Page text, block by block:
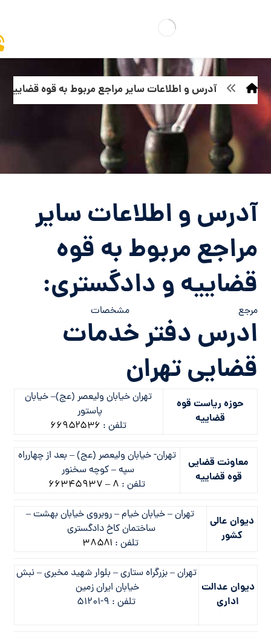
آدرس و اطلاعات سایر مراجع مربوط به قوه قضاییه
آدرس و اطلاعات سایر
مراجع مربوط به قوه
قضاییه و دادگستری:
مرجع مشخصات
ادرس دفتر خدمات
قضایی تهران
حوزه ریاست قوه
قضاییه
تهران خيابان وليعصر (عج)– خيابان
پاستور
تلفن : ۶۶۹۵۲۵۳۶
معاونت قضایی
قوه قضاییه
تهران- خيابان وليعصر (عج) – بعد از چهارراه
سپه – كوچه سخنور
تلفن : ۸ – ۶۶۳۴۵۹۳۷
دیوان عالی
کشور
تهران – خيابان خيام – روبروي خيابان بهشت –
ساختمان كاخ دادگستري
تلفن : ۳۸۵۸۱
دیوان عدالت
اداری
تهران – بزرگراه ستاری – بلوار شهید مخبری – نبش
خیابان ایران زمین
تلفن : ۹-۵۱۲۰۱